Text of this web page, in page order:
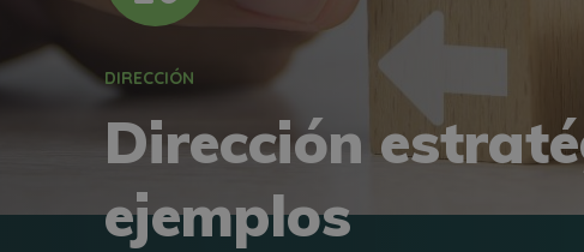
DIRECCIÓN
Dirección
ejemplos